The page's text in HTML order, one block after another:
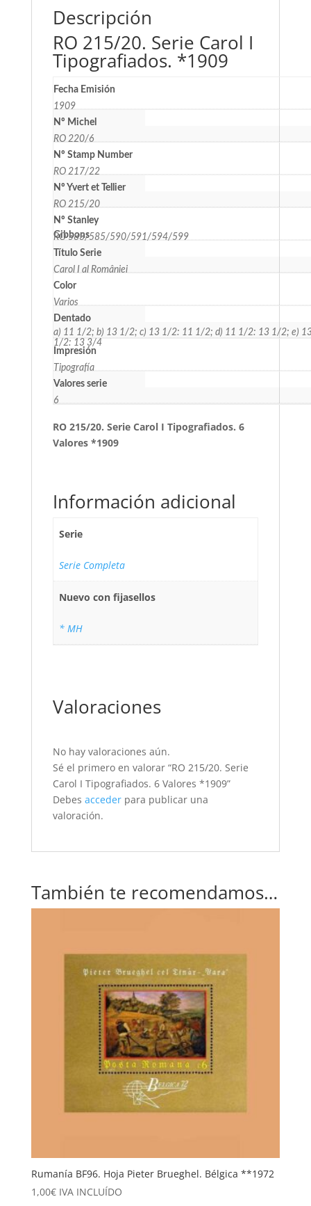
Descripción
RO 215/20. Serie Carol I
Tipografiados. *1909
Fecha Emisión
1909
Nº Michel
RO 220/6
Nº Stamp Number
RO 217/22
Nº Yvert et Tellier
RO 215/20
Nº Stanley
Gibbons
RO 583/585/590/591/594/599
Título Serie
Carol I al României
Color
Varios
Dentado
a) 11 1/2; b) 13 1/2; c) 13 1/2: 11 1/2; d) 11 1/2: 13 1/2; e)
1/2: 13 3/4
Impresión
Tipografía
Valores serie
6
RO 215/20. Serie Carol I Tipografiados. 6
Valores *1909
Información adicional
Serie
Serie Completa
Nuevo con fijasellos
* MH
Valoraciones
No hay valoraciones aún.
Sé el primero en valorar “RO 215/20. Serie
Carol I Tipografiados. 6 Valores *1909”
Debes accederpara publicar una
valoración.
También te recomendamos…
Rumanía BF96. Hoja Pieter Brueghel. Bélgica **1972
1,00€ IVA INCLUÍDO